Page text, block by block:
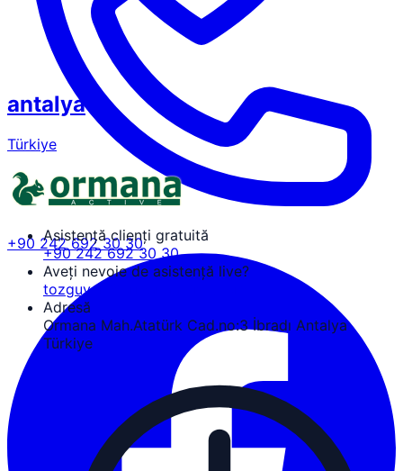
+90 242 692 30 30
antalya
Türkiye
Asistență clienți gratuită
+90 242 692 30 30
Aveți nevoie de asistență live?
tozguven@ormanaactive.com
Adresă
Ormana Mah.Atatürk Cad.no:3 İbradı Antalya
Türkiye